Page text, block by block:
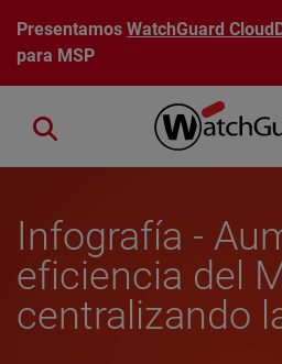
Pasar al contenido principal
PresentamosWatchGuard
para MSP
Close search
Infografía -
eficiencia del
centralizando